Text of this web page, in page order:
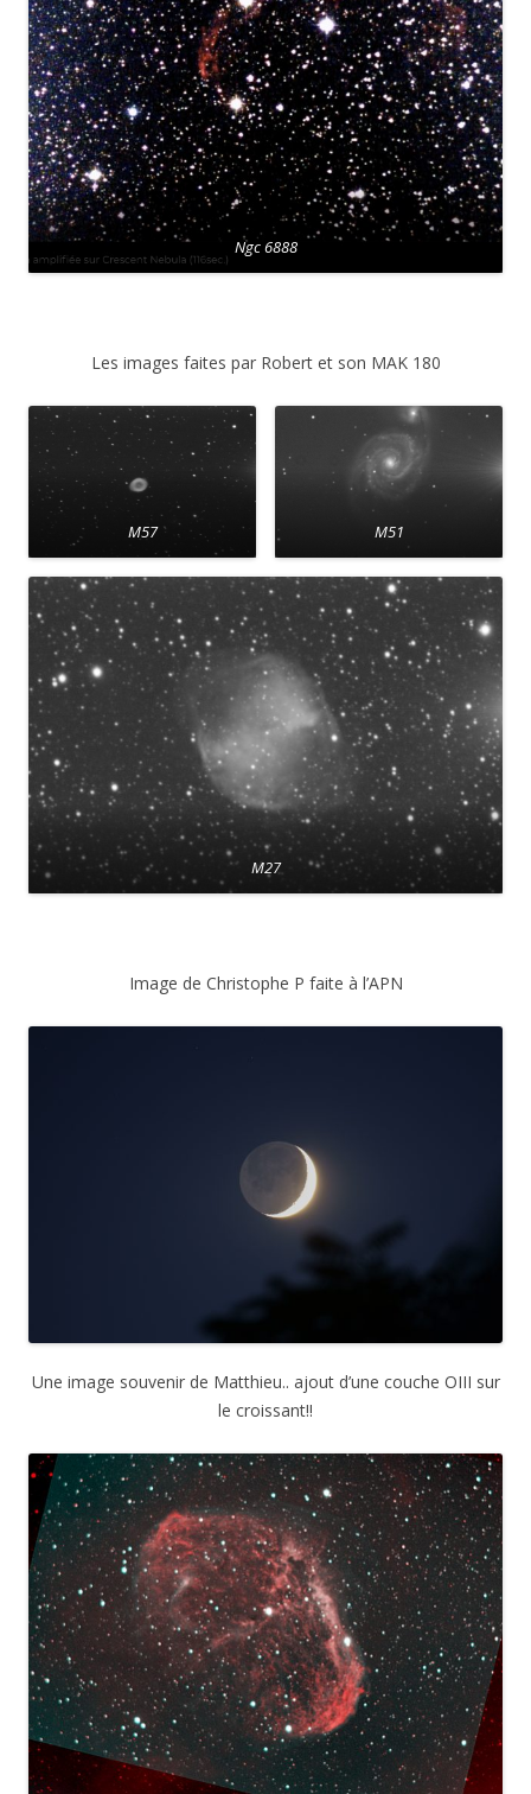
Ngc 6888
Les images faites par Robert et son MAK 180
M57 M51
M27
Image de Christophe P faite à l’APN
Une image souvenir de Matthieu.. ajout d’une couche OIII sur
le croissant!!